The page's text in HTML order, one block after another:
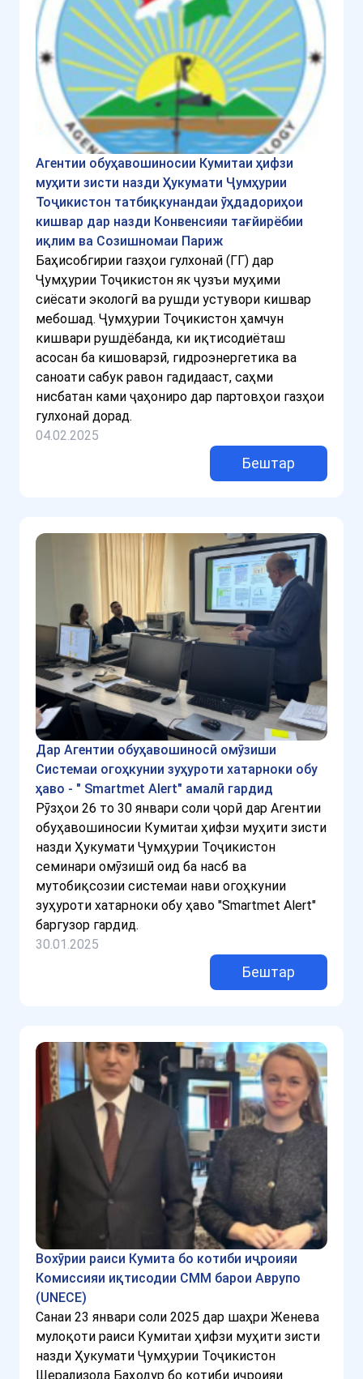
Агентии обуҳавошиносии Кумитаи ҳифзи
муҳити зисти назди Ҳукумати Ҷумҳурии
Тоҷикистон татбиқкунандаи ӯҳдадориҳои
кишвар дар назди Конвенсияи тағйирёбии
иқлим ва Созишномаи Париж
Баҳисобгирии газҳои гулхонаӣ (ГГ) дар
Ҷумҳурии Тоҷикистон як ҷузъи муҳими
сиёсати экологӣ ва рушди устувори кишвар
мебошад. Ҷумҳурии Тоҷикистон ҳамчун
кишвари рушдёбанда, ки иқтисодиёташ
асосан ба кишоварзӣ, гидроэнергетика ва
саноати сабук равон гадидааст, саҳми
нисбатан ками ҷаҳониро дар партовҳои газҳои
гулхонаӣ дорад.
04.02.2025
Бештар
Дар Агентии обуҳавошиносӣ омӯзиши
Системаи огоҳкунии зуҳуроти хатарноки обу
ҳаво - " Smartmet Alert" амалӣ гардид
Рӯзҳои 26 то 30 январи соли ҷорӣ дар Агентии
обуҳавошиносии Кумитаи ҳифзи муҳити зисти
назди Ҳукумати Ҷумҳурии Тоҷикистон
семинари омӯзишӣ оид ба насб ва
мутобиқсозии системаи нави огоҳкунии
зуҳуроти хатарноки обу ҳаво "Smartmet Alert"
баргузор гардид.
30.01.2025
Бештар
Вохӯрии раиси Кумита бо котиби иҷроияи
Комиссияи иқтисодии СММ барои Аврупо
(UNECE)
Санаи 23 январи соли 2025 дар шаҳри Женева
мулоқоти раиси Кумитаи ҳифзи муҳити зисти
назди Ҳукумати Ҷумҳурии Тоҷикистон
Шерализода Баҳодур бо котиби иҷроияи